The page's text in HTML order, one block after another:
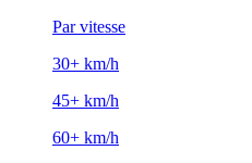
Par vitesse
30+ km/h
45+ km/h
60+ km/h